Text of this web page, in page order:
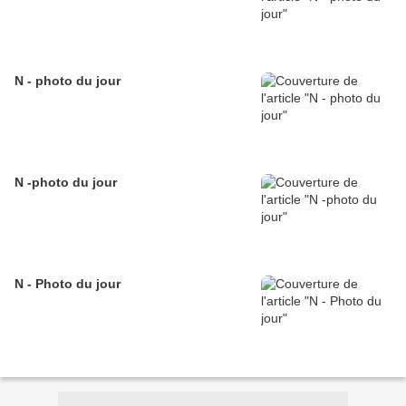
N - photo du jour
N -photo du jour
N - Photo du jour